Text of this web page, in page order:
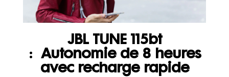
JBL TUNE 115bt
: Autonomie de 8 heures
avec recharge rapide